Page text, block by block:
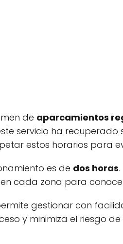
de aparcamientos
servicio ha
estos horarios para
es de dos horas
cada zona para
gestionar con
y minimiza el riesgo de